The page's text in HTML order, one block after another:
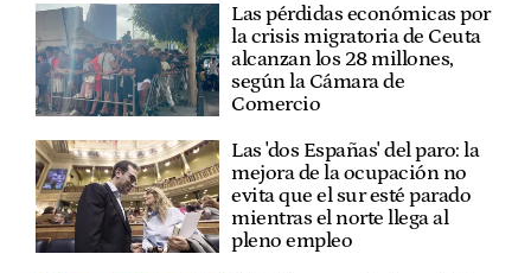
Las pérdidas económicas por
la crisis migratoria de Ceuta
alcanzan los 28 millones,
según la Cámara de
Comercio
Las 'dos Españas' del paro: la
mejora de la ocupación no
evita que el sur esté parado
mientras el norte llega al
pleno empleo